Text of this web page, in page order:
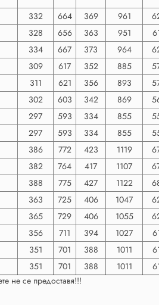
332 664 369 961
328 656 363 951
334 667 373 964
309 617 352 885
311 621 356 893
302 603 342 869
297 593 334 855
297 593 334 855
386 772 423 1119
382 764 417 1107
388 775 427 1122
363 725 406 1047
365 729 406 1055
356 711 394 1027
351 701 388 1011
351 701 388 1011
не се предоставя!!!